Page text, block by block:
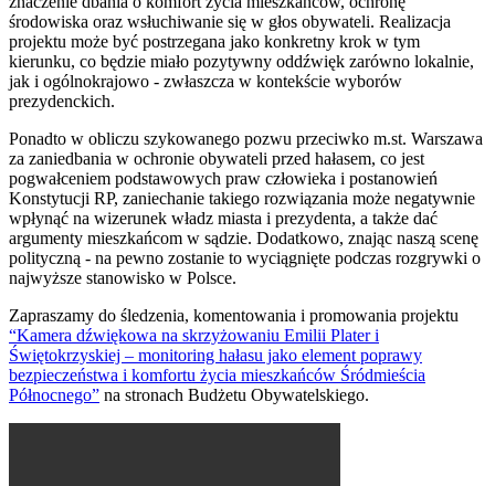
środowiska oraz wsłuchiwanie się w głos obywateli. Realizacja
projektu może być postrzegana jako konkretny krok w tym
kierunku, co będzie miało pozytywny oddźwięk zarówno lokalnie,
jak i ogólnokrajowo - zwłaszcza w kontekście wyborów
prezydenckich.
Ponadto w obliczu szykowanego pozwu przeciwko m.st. Warszawa
za zaniedbania w ochronie obywateli przed hałasem, co jest
pogwałceniem podstawowych praw człowieka i postanowień
Konstytucji RP, zaniechanie takiego rozwiązania może negatywnie
wpłynąć na wizerunek władz miasta i prezydenta, a także dać
argumenty mieszkańcom w sądzie. Dodatkowo, znając naszą scenę
polityczną - na pewno zostanie to wyciągnięte podczas rozgrywki o
najwyższe stanowisko w Polsce.
Zapraszamy do śledzenia, komentowania i promowania projektu
“Kamera dźwiękowa na skrzyżowaniu Emilii Plater i
Świętokrzyskiej – monitoring hałasu jako element poprawy
bezpieczeństwa i komfortu życia mieszkańców Śródmieścia
Północnego” na stronach Budżetu Obywatelskiego.